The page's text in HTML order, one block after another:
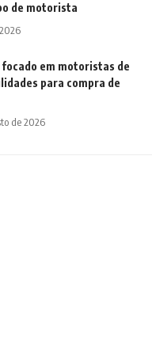
de motorista
em motoristas de
para compra de
de 2026